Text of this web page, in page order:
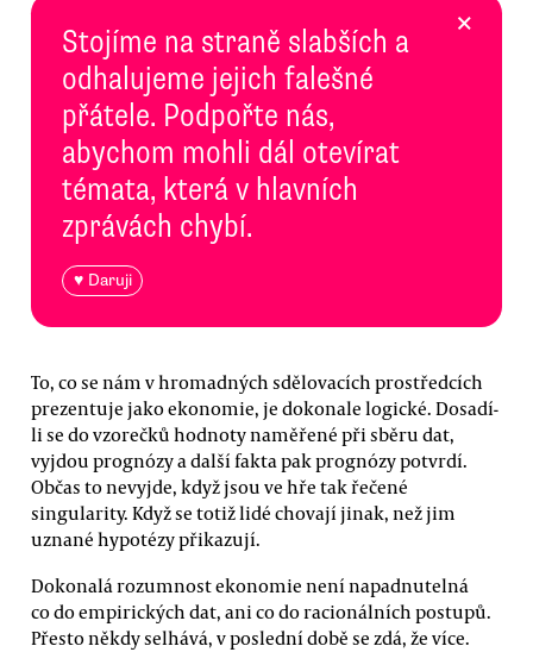
Stojíme na straně slabších a
odhalujeme jejich falešné
přátele. Podpořte nás,
abychom mohli dál otevírat
témata, která v hlavních
zprávách chybí.
♥ Daruji
×
To, co se nám v hromadných sdělovacích prostředcích
prezentuje jako ekonomie, je dokonale logické. Dosadí-
li se do vzorečků hodnoty naměřené při sběru dat,
vyjdou prognózy a další fakta pak prognózy potvrdí.
Občas to nevyjde, když jsou ve hře tak řečené
singularity. Když se totiž lidé chovají jinak, než jim
uznané hypotézy přikazují.
Dokonalá rozumnost ekonomie není napadnutelná
co do empirických dat, ani co do racionálních postupů.
Přesto někdy selhává, v poslední době se zdá, že více.